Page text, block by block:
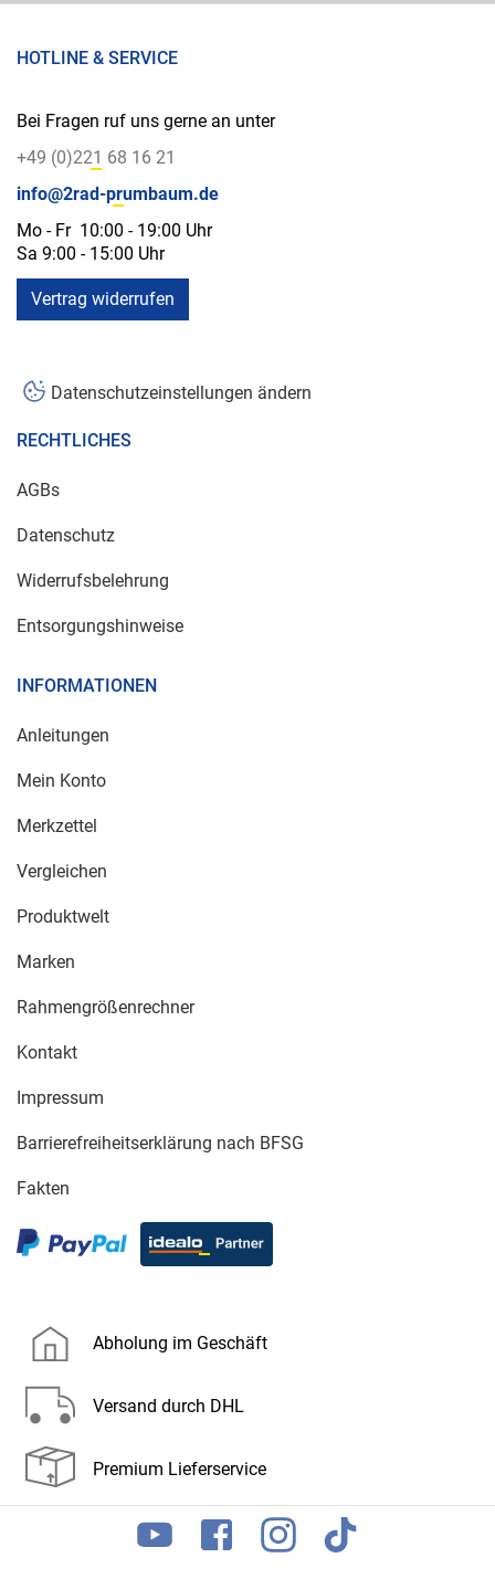
HOTLINE & SERVICE
Bei Fragen ruf uns gerne an unter
+49 (0)221 68 16 21
info@2rad-prumbaum.de
Mo - Fr 10:00 - 19:00 Uhr
Sa 9:00 - 15:00 Uhr
Vertrag widerrufen
Datenschutzeinstellungen ändern
RECHTLICHES
AGBs
Datenschutz
Widerrufsbelehrung
Entsorgungshinweise
INFORMATIONEN
Anleitungen
Mein Konto
Merkzettel
Vergleichen
Produktwelt
Marken
Rahmengrößenrechner
Kontakt
Impressum
Barrierefreiheitserklärung nach BFSG
Fakten
Abholung im Geschäft
Versand durch DHL
Premium Lieferservice